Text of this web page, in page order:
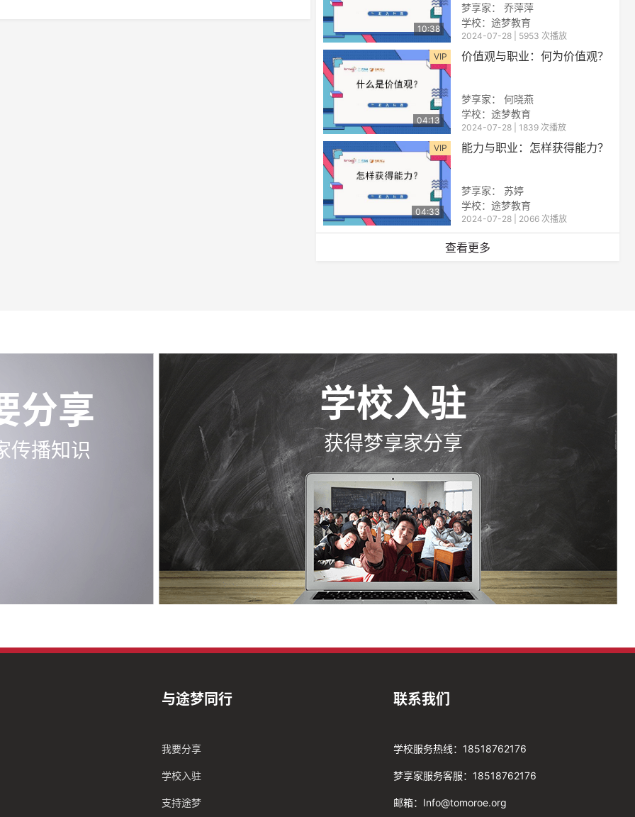
10:38
梦享家： 乔萍萍
学校：途梦教育
2024-07-28 | 5953 次播放
VIP
04:13
价值观与职业：何为价值观？
梦享家： 何晓燕
学校：途梦教育
2024-07-28 | 1839 次播放
VIP
04:33
能力与职业：怎样获得能力？
梦享家： 苏婷
学校：途梦教育
2024-07-28 | 2066 次播放
查看更多
分享
传播知识
学校入驻
获得梦享家分享
与途梦同行
我要分享
学校入驻
支持途梦
联系我们
学校服务热线：18518762176
梦享家服务客服：18518762176
邮箱：Info@tomoroe.org